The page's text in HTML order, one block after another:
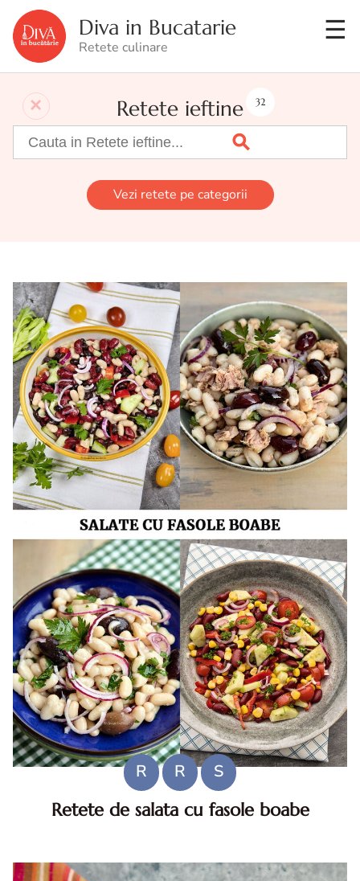
Diva in Bucatarie
Retete culinare
Retete ieftine 32
Vezi retete pe categorii
R R
S
Retete de salata cu fasole boabe
salata cu fasole boabe diva in bucatarie. fasole